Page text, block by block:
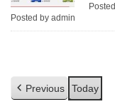
Posted by admin
Previous Today